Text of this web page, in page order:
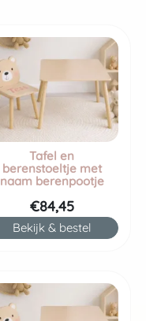
Tafel en
berenstoeltje met
naam berenpootje
€84,45
Bekijk & bestel